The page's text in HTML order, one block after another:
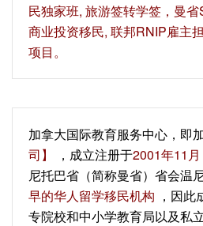
民独家班, 旅游签转学签，曼
商业投资移民, 联邦RNIP雇主
项目。
加拿大国际教育服务中心，即
司】
，成立注册于2001年11月
尼托巴省（简称曼省）省会温
早的华人留学移民机构 ，因
专院校和中小学教育局以及私